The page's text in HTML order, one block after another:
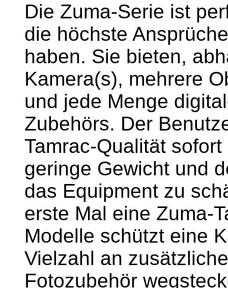
Die Zuma-Serie ist
die höchste
haben. Sie bieten,
Kamera(s), mehrere
und jede Menge
Zubehörs. Der
Tamrac-Qualität
geringe Gewicht und
das Equipment zu
erste Mal eine Zuma-
Modelle schützt eine
Vielzahl an
Fotozubehör